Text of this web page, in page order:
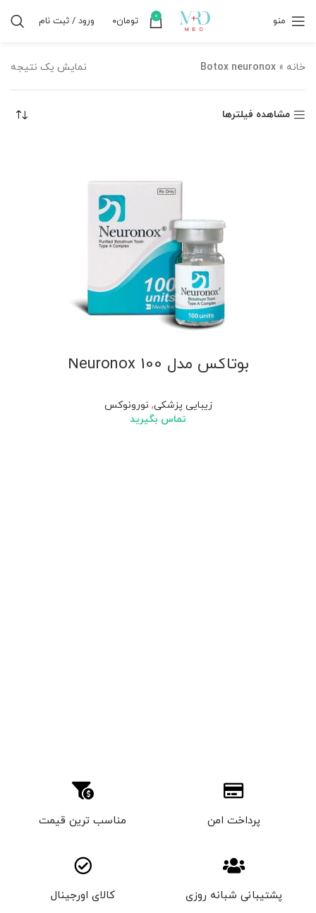
منو 0 تومان۰ ورود / ثبت نام
خانه »
Botox neuronox نمایش یک نتیجه
مشاهده فیلترها
بوتاکس مدل Neuronox 100
زیبایی پزشکی, نورونوکس
تماس بگیرید
پرداخت امن مناسب ترین قیمت
پشتیبانی شبانه روزی کالای اورجینال